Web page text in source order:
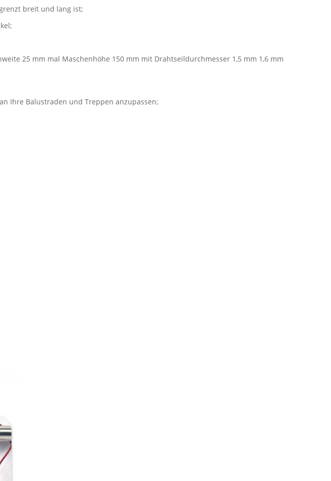
breit und lang ist;
25 mm mal Maschenhöhe 150 mm mit Drahtseildurchmesser 1,5 mm 1,6 mm
Ihre Balustraden und Treppen anzupassen;